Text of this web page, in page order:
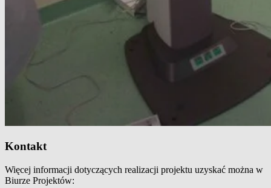
Kontakt
Więcej informacji dotyczących realizacji projektu uzyskać można w
Biurze Projektów: